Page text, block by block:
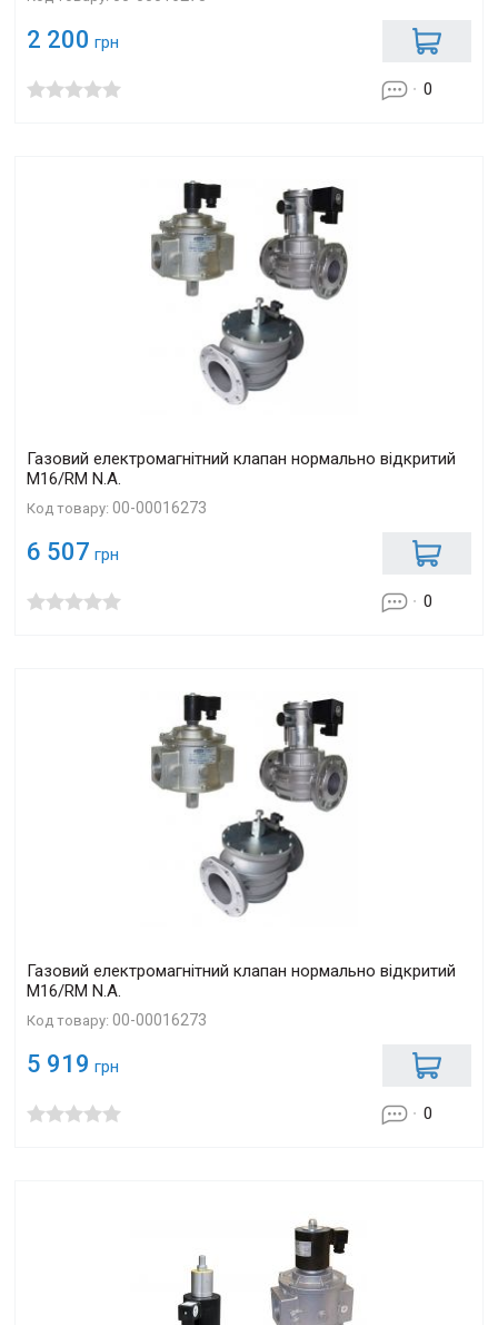
2 200 грн
0
Газовий електромагнітний клапан нормально відкритий
M16/RM N.A.
Код товару:00-00016273
6 507 грн
0
Газовий електромагнітний клапан нормально відкритий
M16/RM N.A.
Код товару:00-00016273
5 919 грн
0